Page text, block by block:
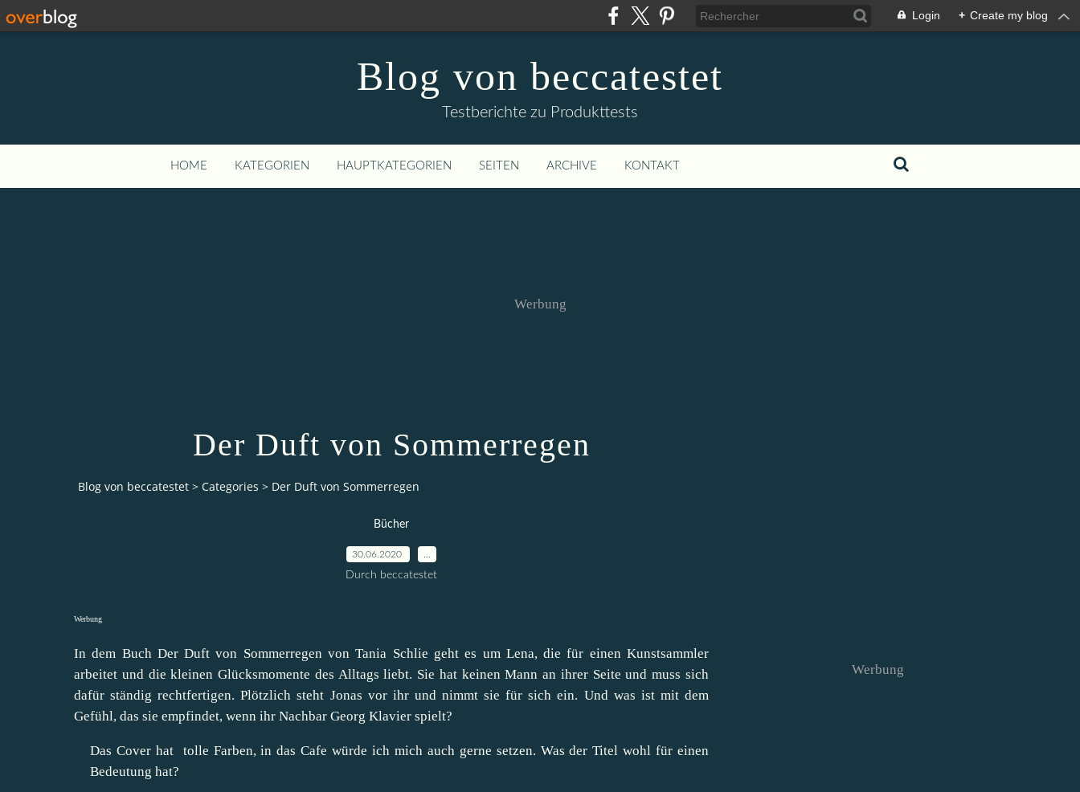
Login + Create my blog
Blog von beccatestet
Testberichte zu Produkttests
HOME KATEGORIEN HAUPTKATEGORIEN SEITEN ARCHIVE KONTAKT
Werbung
Der Duft von Sommerregen
Blog von beccatestet > Categories > Der Duft von Sommerregen
Bücher
30.06.2020
Durch beccatestet
Werbung
In dem Buch Der Duft von Sommerregen von Tania Schlie geht es um Lena, die für einen Kunstsammler
arbeitet und die kleinen Glücksmomente des Alltags liebt. Sie hat keinen Mann an ihrer Seite und muss sich
dafür ständig rechtfertigen. Plötzlich steht Jonas vor ihr und nimmt sie für sich ein. Und was ist mit dem
Gefühl, das sie empfindet, wenn ihr Nachbar Georg Klavier spielt?
Das Cover hat tolle Farben, in das Cafe würde ich mich auch gerne setzen. Was der Titel wohl für einen
Bedeutung hat?
Werbung